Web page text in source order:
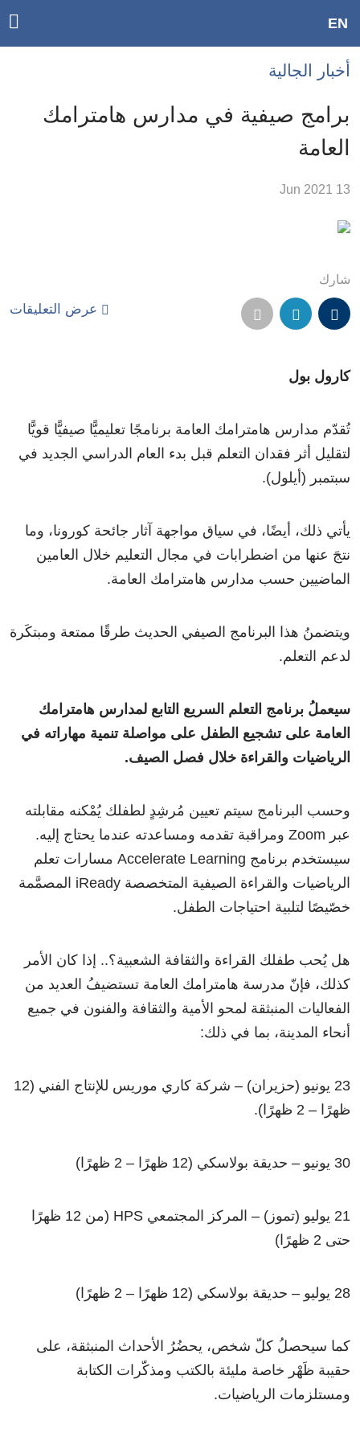
Accessibility
links
الرئيسي
الأقسام
Skip
Search
EN
أخبار الجالية
برامج صيفية في مدارس هامترامك
العامة
13 Jun 2021
شارك
عرض التعليقات
كارول بول
تُقدّم مدارس هامترامك العامة برنامجًا تعليميًّا صيفيًّا قويًّا
لتقليل أثر فقدان التعلم قبل بدء العام الدراسي الجديد في
سبتمبر (أيلول).
يأتي ذلك، أيضًا، في سياق مواجهة آثار جائحة كورونا، وما
نتجَ عنها من اضطرابات في مجال التعليم خلال العامين
الماضيين حسب مدارس هامترامك العامة.
ويتضمنُ هذا البرنامج الصيفي الحديث طرقًا ممتعة ومبتكَرة
لدعم التعلم.
سيعملُ برنامج التعلم السريع التابع لمدارس هامترامك
العامة على تشجيع الطفل على مواصلة تنمية مهاراته في
الرياضيات والقراءة خلال فصل الصيف.
وحسب البرنامج سيتم تعيين مُرشِدٍ لطفلك يُمْكنه مقابلته
عبر Zoom ومراقبة تقدمه ومساعدته عندما يحتاج إليه.
سيستخدم برنامج Accelerate Learning مسارات تعلم
الرياضيات والقراءة الصيفية المتخصصة iReady المصمَّمة
خصّيصًا لتلبية احتياجات الطفل.
هل يُحب طفلك القراءة والثقافة الشعبية؟.. إذا كان الأمر
كذلك، فإنّ مدرسة هامترامك العامة تستضيفُ العديد من
الفعاليات المنبثقة لمحو الأمية والثقافة والفنون في جميع
أنحاء المدينة، بما في ذلك:
23 يونيو (حزيران) – شركة كاري موريس للإنتاج الفني (12
ظهرًا – 2 ظهرًا).
30 يونيو – حديقة بولاسكي (12 ظهرًا – 2 ظهرًا)
21 يوليو (تموز) – المركز المجتمعي HPS (من 12 ظهرًا
حتى 2 ظهرًا)
28 يوليو – حديقة بولاسكي (12 ظهرًا – 2 ظهرًا)
كما سيحصلُ كلّ شخص، يحضُرُ الأحداث المنبثقة، على
حقيبة ظَهْر خاصة مليئة بالكتب ومذكّرات الكتابة
ومستلزمات الرياضيات.